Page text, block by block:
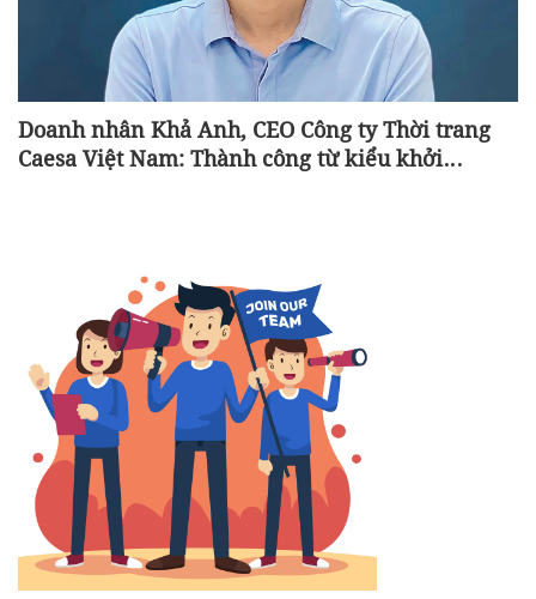
Doanh nhân Khả Anh, CEO Công ty Thời trang
Caesa Việt Nam: Thành công từ kiểu khởi